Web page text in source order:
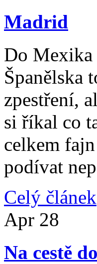
Madrid
Do Mexika
Španělska
zpestření,
si říkal co
celkem
podívat
Celý článek
Apr 28
Na cestě